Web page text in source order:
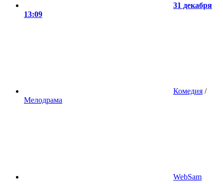
31 декабря
13:09
Комедия /
Мелодрама
WebSam